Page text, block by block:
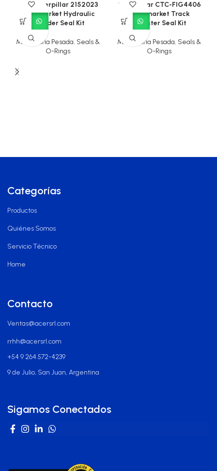
CAT Caterpillar 2152023
Aftermarket Hydraulic
Cylinder Seal Kit
Maquinaria Pesada, Seals &
O-Rings
Caterpillar CTC-FIG4406
Aftermarket Track
Adjuster Seal Kit
Maquinaria Pesada, Seals &
O-Rings
Categorías
Productos
Quiénes Somos
Servicio Técnico
Home
Contacto
Ventas@acersrl.com
rrhh@acersrl.com
+54 9 264 572-4239
9 de Julio, San Juan, Argentina
Sigamos Conectados